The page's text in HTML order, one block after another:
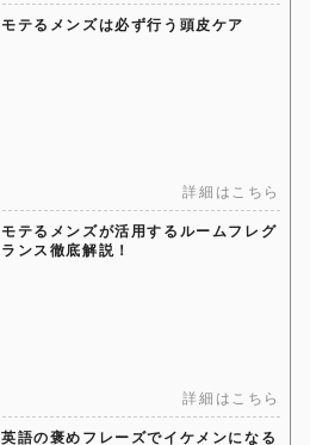
モテるメンズは必ず行う頭皮ケア
詳細はこちら
モテるメンズが活用するルームフレグ
ランス徹底解説！
詳細はこちら
英語の褒めフレーズでイケメンになる